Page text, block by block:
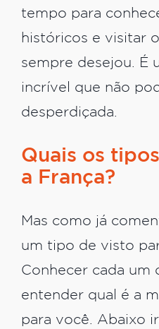
tempo para
históricos e visitar
sempre desejou. É
incrível que não
desperdiçada.
Quais os
a França?
Mas como já
um tipo de visto
Conhecer cada um
entender qual é a
para você. Abaixo